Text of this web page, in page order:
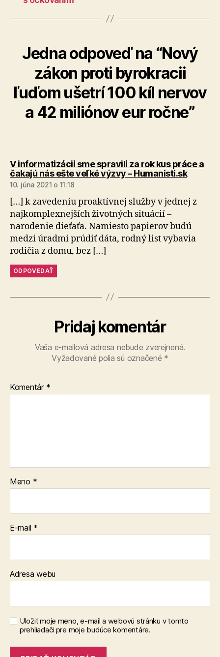
Jedna odpoveď na “Nový
zákon proti byrokracii
ľuďom ušetrí 100 kíl nervov
a 42 miliónov eur ročne”
V informatizácii sme spravili za rok kus práce a
čakajú nás ešte veľké výzvy – Humanisti.skhovorí:
10. júna 2021 o 11:18
[…] k zavedeniu proaktívnej služby v jednej z
najkomplexnejších životných situácií –
narodenie dieťaťa. Namiesto papierov budú
medzi úradmi prúdiť dáta, rodný list vybavia
rodičia z domu, bez […]
ODPOVEDAŤ
Pridaj komentár
Vaša e-mailová adresa nebude zverejnená.
Vyžadované polia sú označené *
Komentár *
Meno *
E-mail *
Adresa webu
Uložiť moje meno, e-mail a webovú stránku v tomto
prehliadači pre moje budúce komentáre.